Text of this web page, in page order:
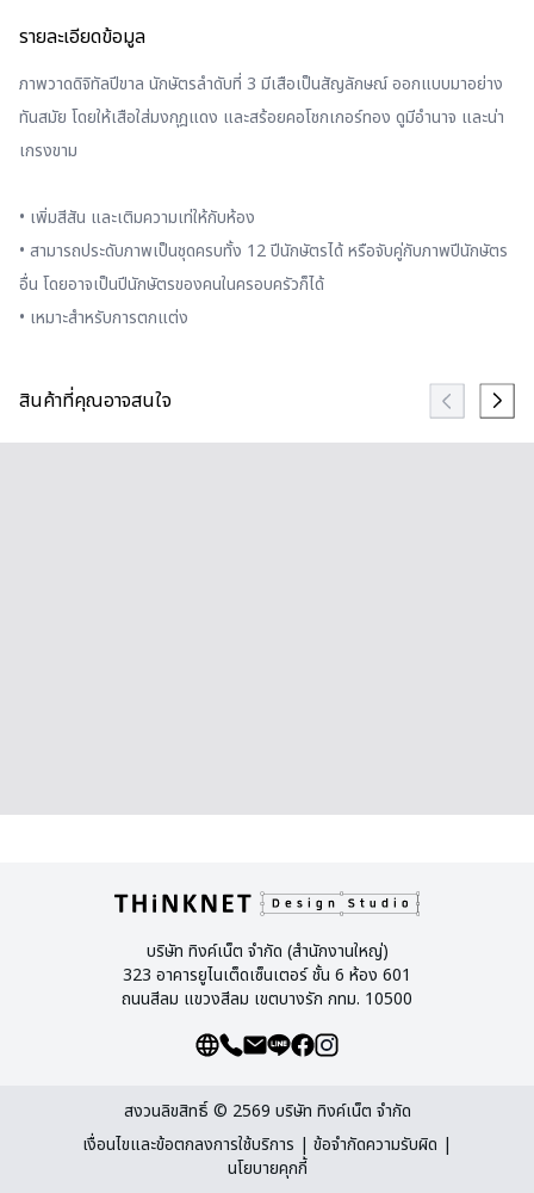
รายละเอียดข้อมูล
ภาพวาดดิจิทัลปีขาล นักษัตรลำดับที่ 3 มีเสือเป็นสัญลักษณ์ ออกแบบมาอย่าง
ทันสมัย โดยให้เสือใส่มงกุฎแดง และสร้อยคอโชกเกอร์ทอง ดูมีอำนาจ และน่า
เกรงขาม
• เพิ่มสีสัน และเติมความเท่ให้กับห้อง
• สามารถประดับภาพเป็นชุดครบทั้ง 12 ปีนักษัตรได้ หรือจับคู่กับภาพปีนักษัตร
อื่น โดยอาจเป็นปีนักษัตรของคนในครอบครัวก็ได้
• เหมาะสำหรับการตกแต่ง
สินค้าที่คุณอาจสนใจ
บริษัท ทิงค์เน็ต จำกัด (สำนักงานใหญ่)
323 อาคารยูไนเต็ดเซ็นเตอร์ ชั้น 6 ห้อง 601
ถนนสีลม แขวงสีลม เขตบางรัก กทม. 10500
สงวนลิขสิทธิ์ © 2569 บริษัท ทิงค์เน็ต จำกัด
เงื่อนไขและข้อตกลงการใช้บริการ | ข้อจำกัดความรับผิด |
นโยบายคุกกี้